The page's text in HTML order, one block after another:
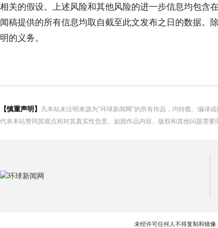
相关的假设。上述风险和其他风险的进一步信息均包含
闻稿提供的所有信息均取自截至此文发布之日的数据。
明的义务。
【慎重声明】
凡本站未注明来源为"环球新闻网"的所有作品，均转载、编译
代表本站赞同其观点和对其真实性负责。如因作品内容、版权和其他问题需
未经许可任何人不得复制和镜